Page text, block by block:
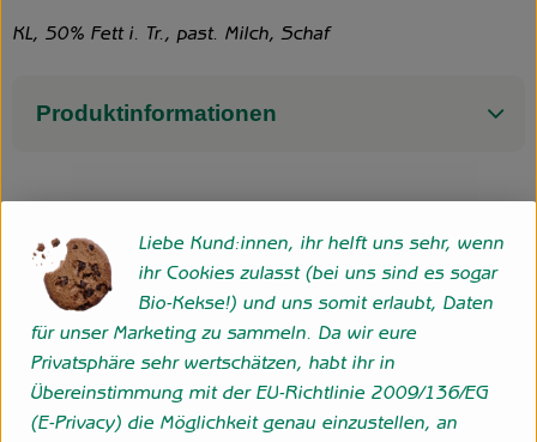
KL, 50% Fett i. Tr., past. Milch, Schaf
Produktinformationen
Herkunft
Deutschland
Folge uns
Externer Link zu https://www.instagram.com/
Externer Link zu https://wp.solawi-
Liebe Kund:innen, ihr helft uns sehr, wenn
ihr Cookies zulasst (bei uns sind es sogar
Bio-Kekse!) und uns somit erlaubt, Daten
für unser Marketing zu sammeln. Da wir eure
Privatsphäre sehr wertschätzen, habt ihr in
Übereinstimmung mit der EU-Richtlinie 2009/136/EG
(E-Privacy) die Möglichkeit genau einzustellen, an